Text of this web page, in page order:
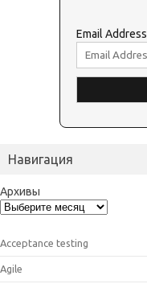
Email Address
Навигация
Архивы
Acceptance testing
Agile